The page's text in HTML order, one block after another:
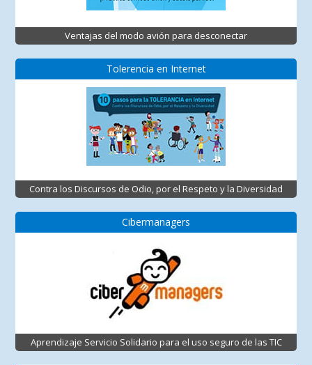
Ventajas del modo avión para desconectar
Tolerencia en Internet
Contra los Discursos de Odio, por el Respeto y la Diversidad
Cibermanagers
Aprendizaje Servicio Solidario para el uso seguro de las TIC